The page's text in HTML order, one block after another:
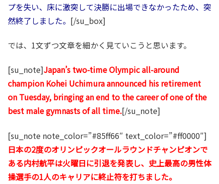
プを失い、床に激突して決勝に出場できなかったため、突
然終了しました。 [/su_box]
では、1文ずつ文章を細かく見ていこうと思います。
[su_note]Japan’s two-time Olympic all-around
champion Kohei Uchimura announced his retirement
on Tuesday, bringing an end to the career of one of the
best male gymnasts of all time.[/su_note]
[su_note note_color=”#85ff66″ text_color=”#ff0000″]
日本の2度のオリンピックオールラウンドチャンピオンで
ある内村航平は火曜日に引退を発表し、史上最高の男性体
操選手の1人のキャリアに終止符を打ちました。